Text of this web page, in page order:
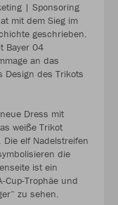
| Sponsoring
mit dem Sieg im
geschrieben.
Bayer 04
an das
Design des Trikots
Dress mit
weiße Trikot
elf Nadelstreifen
die
ist ein
Cup-Trophäe und
zu sehen.